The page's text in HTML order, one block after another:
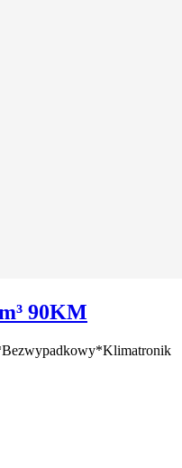
90KM